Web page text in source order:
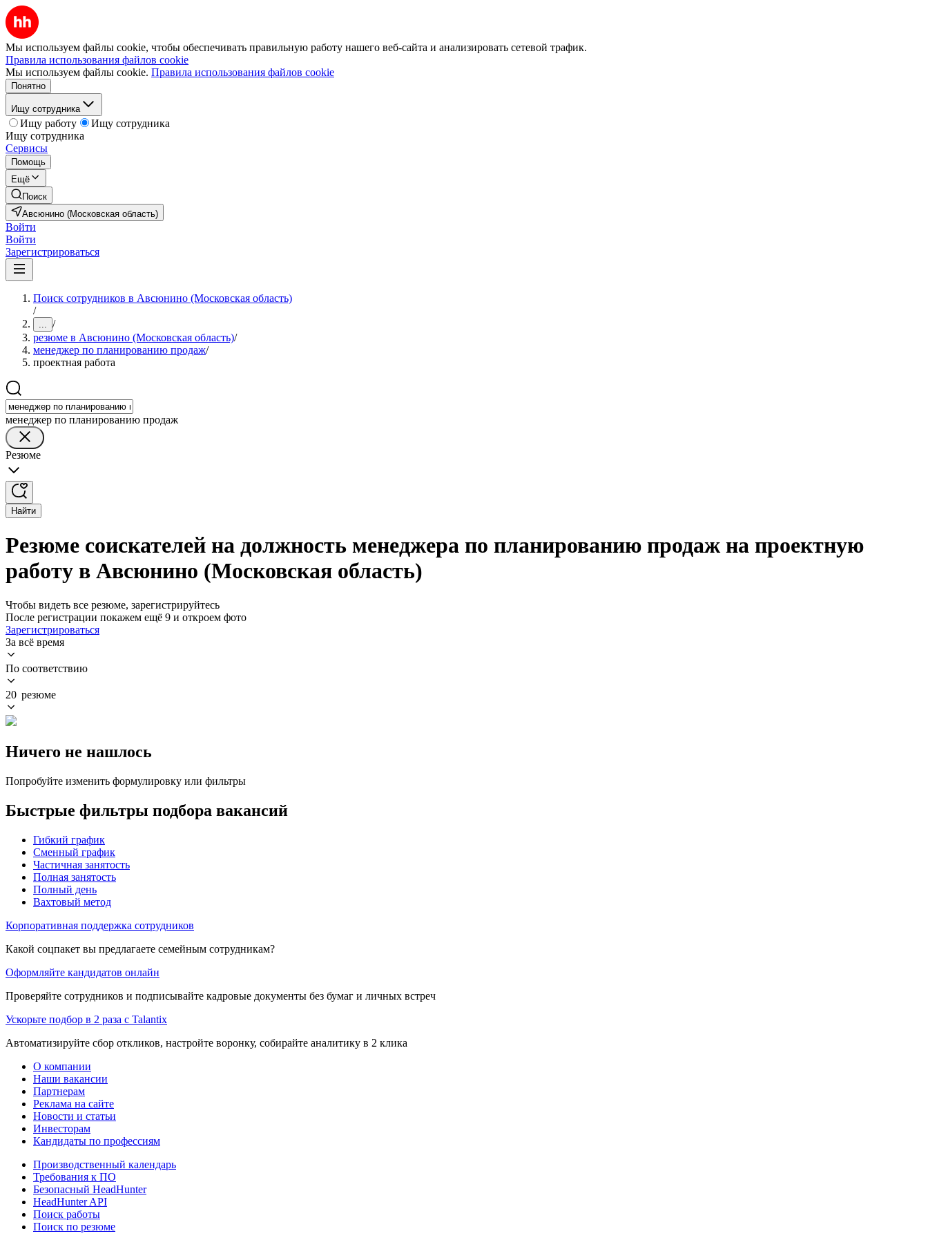
Мы используем файлы cookie, чтобы обеспечивать правильную работу нашего веб-сайта и анализировать сетевой трафик.
Правила использования файлов cookie
Мы используем файлы cookie. Правила использования файлов cookie
Понятно
Ищу сотрудника
Ищу работу
Ищу сотрудника
Ищу сотрудника
Сервисы
Помощь
Ещё
Поиск
Авсюнино (Московская область)
Войти
Войти
Зарегистрироваться
Поиск сотрудников в Авсюнино (Московская область)
/
... /
резюме в Авсюнино (Московская область)/
менеджер по планированию продаж/
проектная работа
менеджер по планированию продаж
Резюме
Найти
Резюме соискателей на должность менеджера по планированию продаж на проектную
работу в Авсюнино (Московская область)
Чтобы видеть все резюме, зарегистрируйтесь
После регистрации покажем ещё 9 и откроем фото
Зарегистрироваться
За всё время
По соответствию
20 резюме
Ничего не нашлось
Попробуйте изменить формулировку или фильтры
Быстрые фильтры подбора вакансий
Гибкий график
Сменный график
Частичная занятость
Полная занятость
Полный день
Вахтовый метод
Корпоративная поддержка сотрудников
Какой соцпакет вы предлагаете семейным сотрудникам?
Оформляйте кандидатов онлайн
Проверяйте сотрудников и подписывайте кадровые документы без бумаг и личных встреч
Ускорьте подбор в 2 раза с Talantix
Автоматизируйте сбор откликов, настройте воронку, собирайте аналитику в 2 клика
О компании
Наши вакансии
Партнерам
Реклама на сайте
Новости и статьи
Инвесторам
Кандидаты по профессиям
Производственный календарь
Требования к ПО
Безопасный HeadHunter
HeadHunter API
Поиск работы
Поиск по резюме